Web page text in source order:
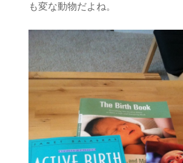
も変な動物だよね。